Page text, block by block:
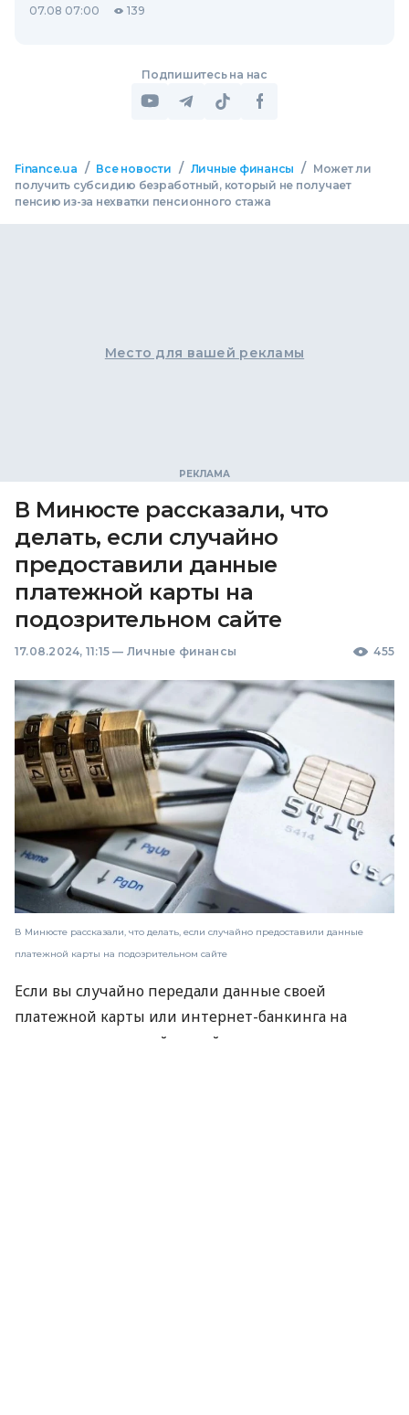
07.08 07:00 139
Подпишитесь на нас
Finance.ua / Все новости / Личные финансы /
Может ли
получить субсидию безработный, который не получает
пенсию из-за нехватки пенсионного стажа
Место для вашей рекламы
В Минюсте рассказали, что
делать, если случайно
предоставили данные
платежной карты на
подозрительном сайте
17.08.2024, 11:15 — Личные финансы 455
В Минюсте рассказали, что делать, если случайно предоставили данные
платежной карты на подозрительном сайте
Если вы случайно передали данные своей
платежной карты или интернет-банкинга на
подозрительном сайте, действовать нужно